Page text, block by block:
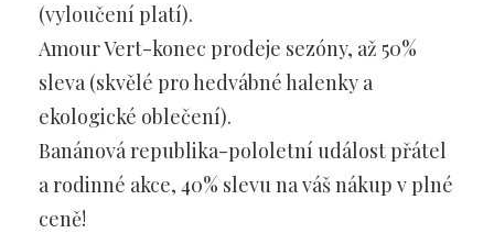
(vyloučení platí).
Amour Vert-konec prodeje sezóny, až 50%
sleva (skvělé pro hedvábné halenky a
ekologické oblečení).
Banánová republika-pololetní událost přátel
a rodinné akce, 40% slevu na váš nákup v plné
ceně!